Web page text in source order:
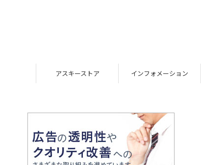
アスキーストア インフォメーション